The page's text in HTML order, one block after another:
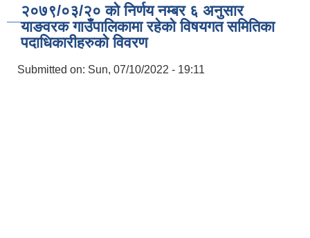
२०७९/०३/२० को निर्णय नम्बर ६ अनुसार
याङवरक गाउँपालिकामा रहेको विषयगत समितिका
पदाधिकारीहरुको विवरण
Submitted on: Sun, 07/10/2022 - 19:11